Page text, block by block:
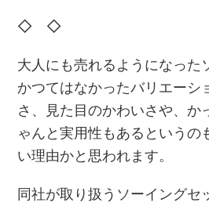
◇ ◇
大人にも売れるようになった
かつてはなかったバリエーシ
さ、見た目のかわいさや、か
ゃんと実用性もあるというの
い理由かと思われます。
同社が取り扱うソーイングセ